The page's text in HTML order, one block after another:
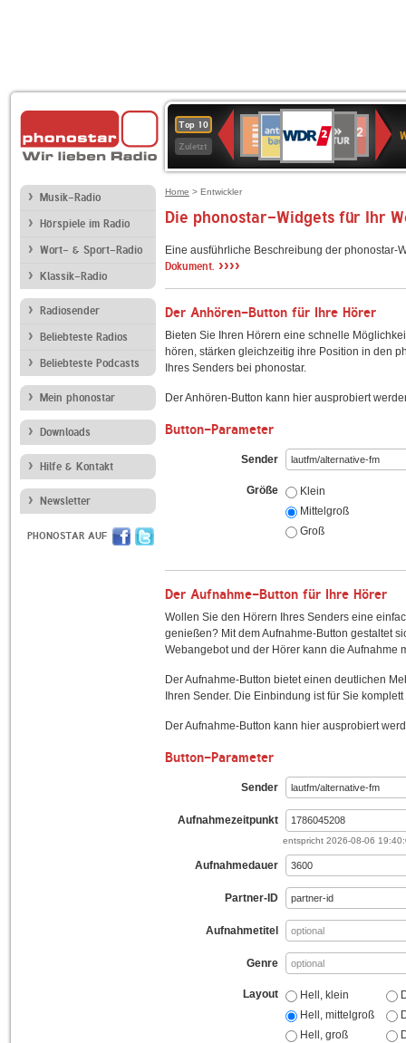
Top 10
Zuletzt
Deutschlandfunk
90er
OLDIE
ANTENNE
4
KLASSIK
Deutschlandfunk
KulturBAYERN
2
Kultur
NDR
2
Musik-Radio
Hörspiele im Radio
Wort- & Sport-Radio
Klassik-Radio
Radiosender
Beliebteste Radios
Beliebteste Podcasts
Mein phonostar
Downloads
Hilfe & Kontakt
Newsletter
PHONOSTAR AUF
Home > Entwickler
Die phonostar-Widgets für Ihr
Eine ausführliche Beschreibung der
Dokument. ››››
Der Anhören-Button für Ihre Hörer
Bieten Sie Ihren Hörern eine schnelle
hören, stärken gleichzeitig ihre Position in den
Ihres Senders bei phonostar.
Der Anhören-Button kann hier ausprobiert
Button-Parameter
Sender
Größe
Klein
Mittelgroß
Groß
Der Aufnahme-Button für Ihre Hörer
Wollen Sie den Hörern Ihres Senders eine
genießen? Mit dem Aufnahme-Button gestaltet
Webangebot und der Hörer kann die Aufnahme
Der Aufnahme-Button bietet einen deutlichen
Ihren Sender. Die Einbindung ist für Sie
Der Aufnahme-Button kann hier ausprobiert
Button-Parameter
Sender
Aufnahmezeitpunkt
entspricht 2026-08-06
Aufnahmedauer
Partner-ID
Aufnahmetitel
Genre
Layout
Hell, klein
Hell, mittelgroß
Hell, groß